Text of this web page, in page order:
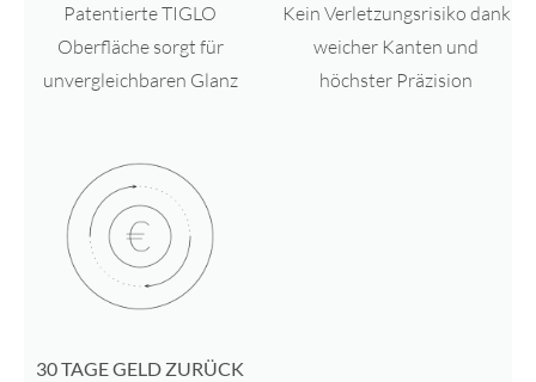
Patentierte TIGLO
Oberfläche sorgt für
unvergleichbaren Glanz
Kein Verletzungsrisiko dank
weicher Kanten und
höchster Präzision
30 TAGE GELD ZURÜCK